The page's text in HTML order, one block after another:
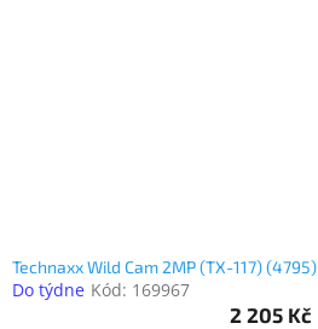
Technaxx Wild Cam 2MP (TX-117) (4795)
Do týdne Kód: 169967
2 205 Kč